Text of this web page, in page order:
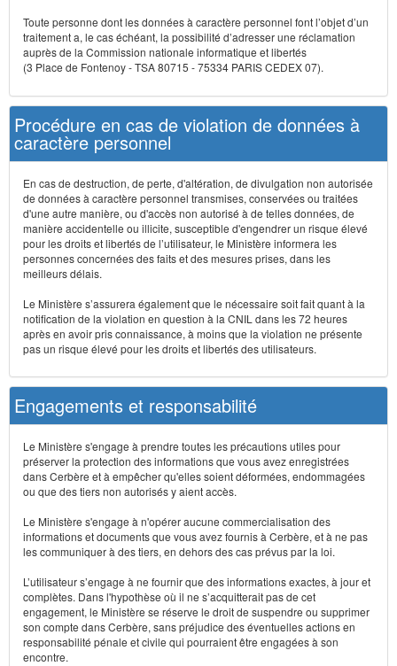
Toute personne dont les données à caractère personnel font l’objet d’un
traitement a, le cas échéant, la possibilité d’adresser une réclamation
auprès de la Commission nationale informatique et libertés
(3 Place de Fontenoy - TSA 80715 - 75334 PARIS CEDEX 07).
Procédure en cas de violation de données à
caractère personnel
En cas de destruction, de perte, d'altération, de divulgation non autorisée
de données à caractère personnel transmises, conservées ou traitées
d'une autre manière, ou d'accès non autorisé à de telles données, de
manière accidentelle ou illicite, susceptible d'engendrer un risque élevé
pour les droits et libertés de l’utilisateur, le Ministère informera les
personnes concernées des faits et des mesures prises, dans les
meilleurs délais.
Le Ministère s’assurera également que le nécessaire soit fait quant à la
notification de la violation en question à la CNIL dans les 72 heures
après en avoir pris connaissance, à moins que la violation ne présente
pas un risque élevé pour les droits et libertés des utilisateurs.
Engagements et responsabilité
Le Ministère s'engage à prendre toutes les précautions utiles pour
préserver la protection des informations que vous avez enregistrées
dans Cerbère et à empêcher qu'elles soient déformées, endommagées
ou que des tiers non autorisés y aient accès.
Le Ministère s'engage à n'opérer aucune commercialisation des
informations et documents que vous avez fournis à Cerbère, et à ne pas
les communiquer à des tiers, en dehors des cas prévus par la loi.
L’utilisateur s’engage à ne fournir que des informations exactes, à jour et
complètes. Dans l'hypothèse où il ne s’acquitterait pas de cet
engagement, le Ministère se réserve le droit de suspendre ou supprimer
son compte dans Cerbère, sans préjudice des éventuelles actions en
responsabilité pénale et civile qui pourraient être engagées à son
encontre.